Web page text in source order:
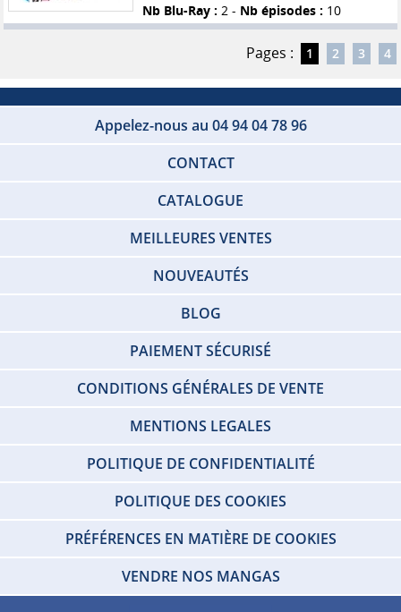
Nb Blu-Ray : 2 - Nb épisodes : 10
Pages : 1 2 3 4
Appelez-nous au 04 94 04 78 96
CONTACT
CATALOGUE
MEILLEURES VENTES
NOUVEAUTÉS
BLOG
PAIEMENT SÉCURISÉ
CONDITIONS GÉNÉRALES DE VENTE
MENTIONS LEGALES
POLITIQUE DE CONFIDENTIALITÉ
POLITIQUE DES COOKIES
PRÉFÉRENCES EN MATIÈRE DE COOKIES
VENDRE NOS MANGAS